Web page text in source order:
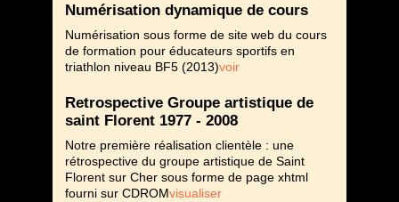
Numérisation dynamique de cours
Numérisation sous forme de site web du cours
de formation pour éducateurs sportifs en
triathlon niveau BF5 (2013)voir
Retrospective Groupe artistique de
saint Florent 1977 - 2008
Notre première réalisation clientèle : une
rétrospective du groupe artistique de Saint
Florent sur Cher sous forme de page xhtml
fourni sur CDROMvisualiser